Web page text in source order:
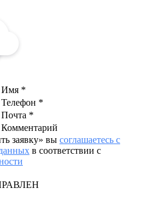
Имя *
Телефон *
Почта *
Комментарий
заявку» вы соглашаетесь с
в соответствии с